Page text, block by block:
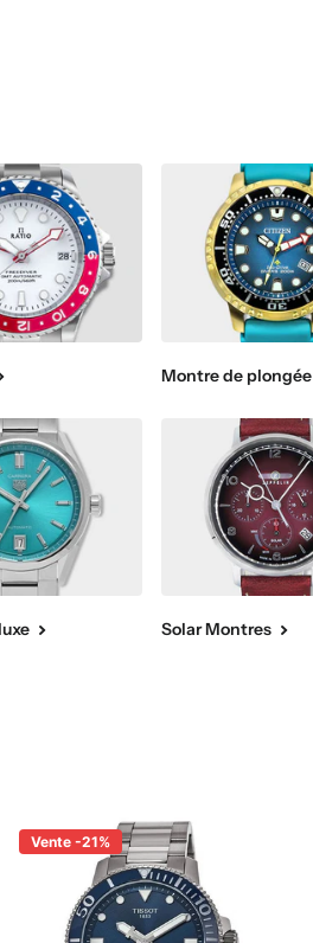
Montre de plongée
Solar Montres
Vente -21%